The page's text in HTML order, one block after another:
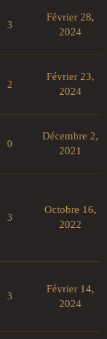
3
Février 28,
2024
2
Février 23,
2024
0
Décembre 2,
2021
3
Octobre 16,
2022
3
Février 14,
2024